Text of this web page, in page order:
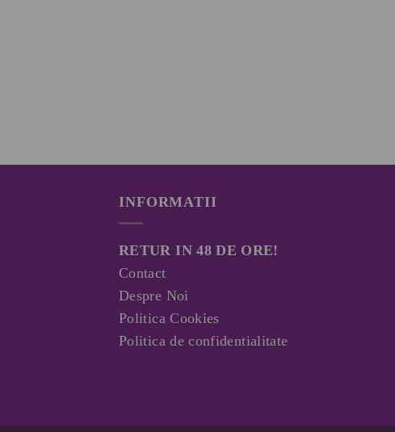
INFORMATII
RETUR IN 48 DE ORE!
Contact
Despre Noi
Politica Cookies
Politica de confidentialitate